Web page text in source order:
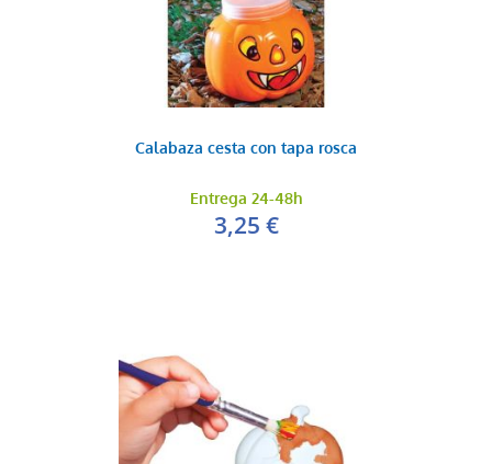
Calabaza cesta con tapa rosca
Entrega 24-48h
3,25 €